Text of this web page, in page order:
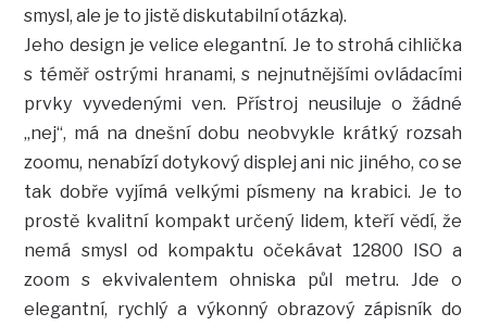
smysl, ale je to jistě diskutabilní otázka).
Jeho design je velice elegantní. Je to strohá cihlička
s téměř ostrými hranami, s nejnutnějšími ovládacími
prvky vyvedenými ven. Přístroj neusiluje o žádné
„nej“, má na dnešní dobu neobvykle krátký rozsah
zoomu, nenabízí dotykový displej ani nic jiného, co se
tak dobře vyjímá velkými písmeny na krabici. Je to
prostě kvalitní kompakt určený lidem, kteří vědí, že
nemá smysl od kompaktu očekávat 12800 ISO a
zoom s ekvivalentem ohniska půl metru. Jde o
elegantní, rychlý a výkonný obrazový zápisník do